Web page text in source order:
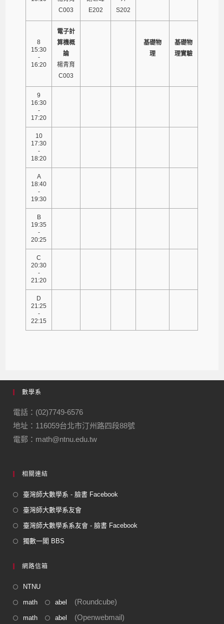
C003
E202
S202
8
15:30
-
16:20
電子計
算機概
論
楊青育
C003
基礎物
理
基礎物
理實驗
9
16:30
-
17:20
10
17:30
-
18:20
A
18:40
-
19:30
B
19:35
-
20:25
C
20:30
-
21:20
D
21:25
-
22:15
數學系
電話：(02)7749-6576
地址：116059台北市汀州路四段88號
電郵：math@ntnu.edu.tw
相關連結
臺灣師大數學系 - 臉書 Facebook
臺灣師大數學系友會
臺灣師大數學系系友會 - 臉書 Facebook
獨數一閣 BBS
網路信箱
NTNU
math abel (Roundcube)
math abel (Openwebmail)